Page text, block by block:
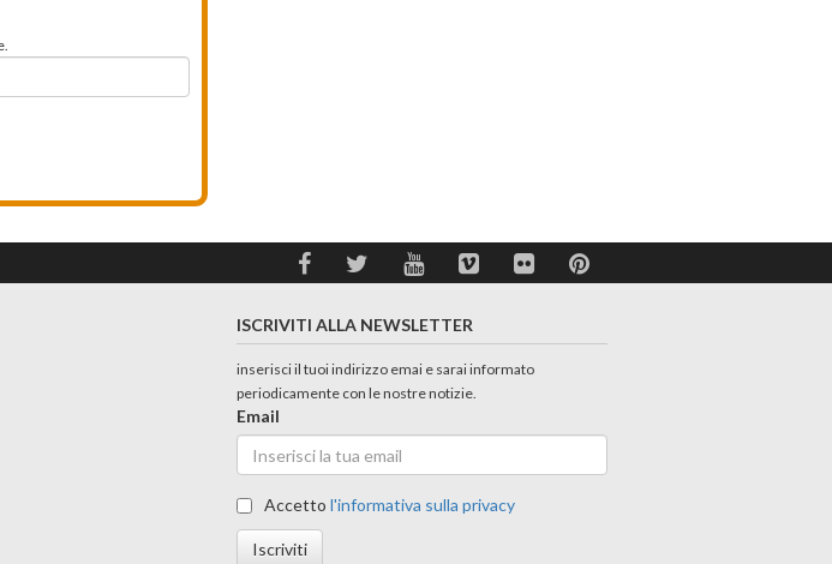
ISCRIVITI ALLA NEWSLETTER
inserisci il tuoi indirizzo emai e sarai informato
periodicamente con le nostre notizie.
Email
Accettol'informativa sulla privacy
Iscriviti